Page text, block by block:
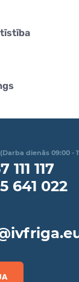
dienās 09:00 -
111 117
641 022